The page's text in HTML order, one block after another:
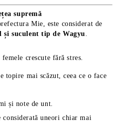
supremă
Mie, este considerat de
și suculent tip de Wagyu.
crescute fără stres.
topire mai scăzut, ceea ce o face
și note de unt.
considerată uneori chiar mai